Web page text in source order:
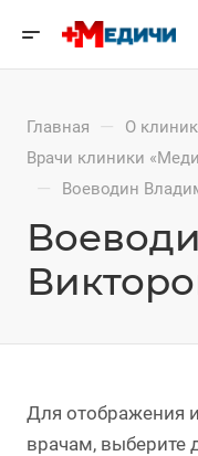
Главная — О
Врачи клиники
— Воеводин
Для отображения
врачам, выберите